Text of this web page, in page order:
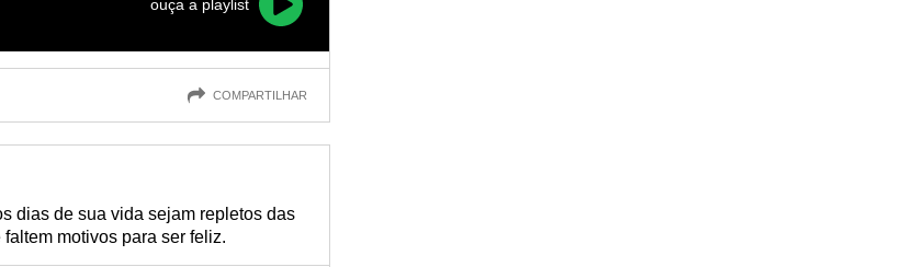
ouça a playlist
COMPARTILHAR
dias de sua vida sejam repletos das
motivos para ser feliz.